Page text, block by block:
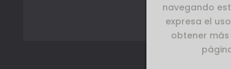
navegando
expresa el
obtener